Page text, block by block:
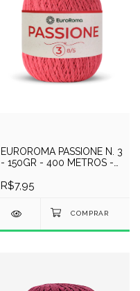
EUROROMA PASSIONE N. 3
- 150GR - 400 METROS -
R$7,95